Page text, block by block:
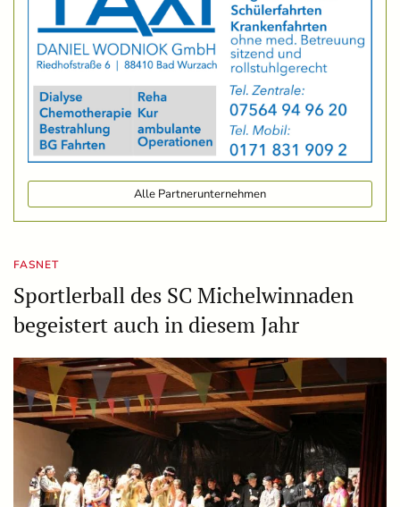
Alle Partnerunternehmen
FASNET
Sportlerball des SC Michelwinnaden
begeistert auch in diesem Jahr